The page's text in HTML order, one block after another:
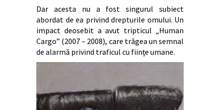
Dar acesta nu a fost singurul subiect
abordat de ea privind drepturile omului. Un
impact deosebit a avut tripticul „Human
Cargo” (2007 – 2008), care trăgea un semnal
de alarmă privind traficul cu fiinţe umane.